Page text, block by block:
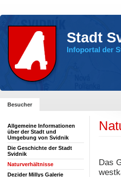
Stadt
Infoportal der
Besucher
Allgemeine Informationen
über der Stadt und
Umgebung von Svidnik
Die Geschichte der Stadt
Svidnik
Naturverhältnisse
Dezider Millys Galerie
Das